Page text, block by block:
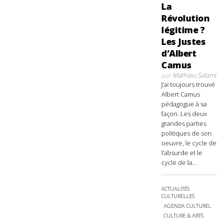
La
Révolution
légitime ?
Les Justes
d’Albert
Camus
parMathieu Salami
J’ai toujours trouvé
Albert Camus
pédagogue à sa
façon. Les deux
grandes parties
politiques de son
oeuvre, le cycle de
l’absurde et le
cycle de la...
ACTUALITÉS
CULTURELLES
AGENDA CULTUREL
CULTURE & ARTS